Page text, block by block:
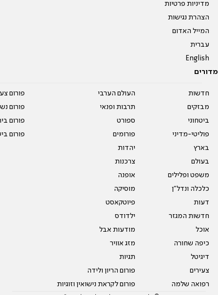
מדיניות פרטיות
הצהרת נגישות
המייל האדום
עברית
English
מדורים
חדשות
מבזקים
ביטחוני
פוליטי-מדיני
בארץ
בעולם
משפט ופלילים
כלכלה ונדל"ן
דעות
חדשות המגזר
אוכל
כיפה שחורה
דיגיטל
צעירים
רפואה שלמה
העולם הערבי
תרבות ופנאי
ספורט
פורומים
יהדות
צרכנות
אופנה
מוסיקה
פיוטקאסט
ילדודס
מודעות אבל
מזג אוויר
תגיות
פורום הריון ולידה
פורום לקראת נישואין וזוגיות
פורום
פורום
פורום
פורום